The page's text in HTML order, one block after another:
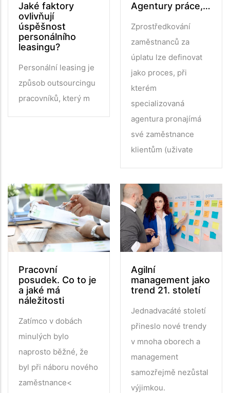
Jaké faktory
ovlivňují
úspěšnost
personálního
leasingu?
Personální leasing je
způsob outsourcingu
pracovníků, který m
Agentury práce,…
Zprostředkování
zaměstnanců za
úplatu lze definovat
jako proces, při
kterém
specializovaná
agentura pronajímá
své zaměstnance
klientům (uživate
Pracovní
posudek. Co to je
a jaké má
náležitosti
Zatímco v dobách
minulých bylo
naprosto běžné, že
byl při náboru nového
zaměstnance<
Agilní
management jako
trend 21. století
Jednadvacáté století
přineslo nové trendy
v mnoha oborech a
management
samozřejmě nezůstal
výjimkou.